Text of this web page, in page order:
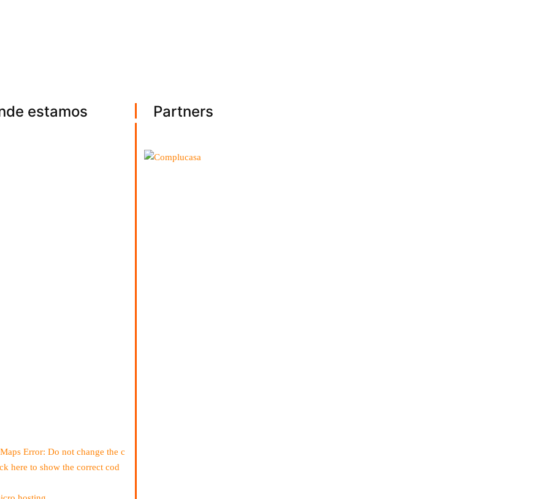
estamos
Error: Do not change the c
here to show the correct cod
Partners